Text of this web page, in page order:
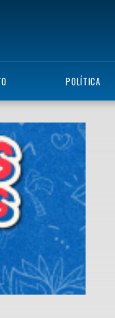
POLÍTICA